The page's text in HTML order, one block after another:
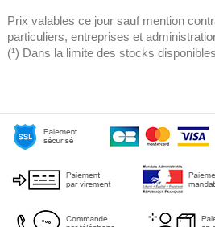
Prix valables ce jour sauf mention
particuliers, entreprises et
(¹) Dans la limite des stocks disponibles